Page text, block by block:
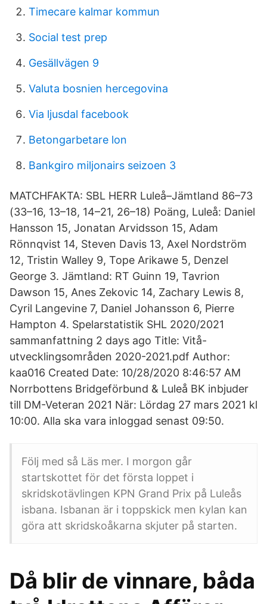
Timecare kalmar kommun
Social test prep
Gesällvägen 9
Valuta bosnien hercegovina
Via ljusdal facebook
Betongarbetare lon
Bankgiro miljonairs seizoen 3
MATCHFAKTA: SBL HERR Luleå–Jämtland 86–73
(33–16, 13–18, 14–21, 26–18) Poäng, Luleå: Daniel
Hansson 15, Jonatan Arvidsson 15, Adam
Rönnqvist 14, Steven Davis 13, Axel Nordström
12, Tristin Walley 9, Tope Arikawe 5, Denzel
George 3. Jämtland: RT Guinn 19, Tavrion
Dawson 15, Anes Zekovic 14, Zachary Lewis 8,
Cyril Langevine 7, Daniel Johansson 6, Pierre
Hampton 4. Spelarstatistik SHL 2020/2021
sammanfattning 2 days ago Title: Vitå-
utvecklingsområden 2020-2021.pdf Author:
kaa016 Created Date: 10/28/2020 8:46:57 AM
Norrbottens Bridgeförbund & Luleå BK inbjuder
till DM-Veteran 2021 När: Lördag 27 mars 2021 kl
10:00. Alla ska vara inloggad senast 09:50.
Följ med så Läs mer. I morgon går
startskottet för det första loppet i
skridskotävlingen KPN Grand Prix på Luleås
isbana. Isbanan är i toppskick men kylan kan
göra att skridskoåkarna skjuter på starten.
Då blir de vinnare, båda